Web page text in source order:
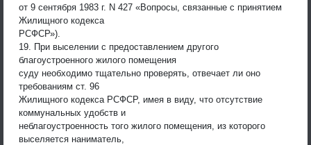
от 9 сентября 1983 г. N 427 «Вопросы, связанные с принятием
Жилищного кодекса
РСФСР»).
19. При выселении с предоставлением другого
благоустроенного жилого помещения
суду необходимо тщательно проверять, отвечает ли оно
требованиям ст. 96
Жилищного кодекса РСФСР, имея в виду, что отсутствие
коммунальных удобств и
неблагоустроенность того жилого помещения, из которого
выселяется наниматель,